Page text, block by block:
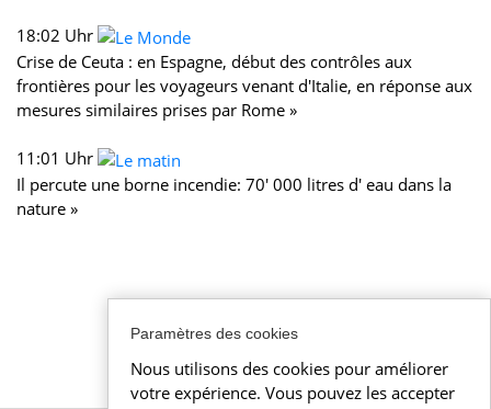
18:02 Uhr
Crise de Ceuta : en Espagne, début des contrôles aux
frontières pour les voyageurs venant d'Italie, en réponse aux
mesures similaires prises par Rome »
11:01 Uhr
Il percute une borne incendie: 70' 000 litres d' eau dans la
nature »
Paramètres des cookies
Nous utilisons des cookies pour améliorer
votre expérience. Vous pouvez les accepter